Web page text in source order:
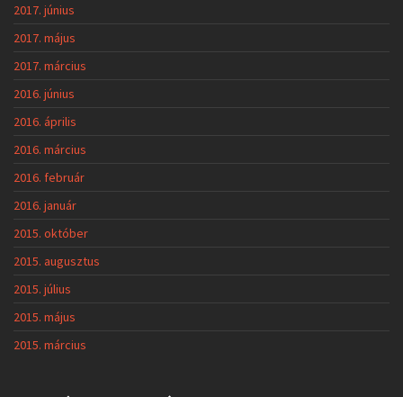
2017. június
2017. május
2017. március
2016. június
2016. április
2016. március
2016. február
2016. január
2015. október
2015. augusztus
2015. július
2015. május
2015. március